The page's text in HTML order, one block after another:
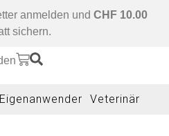
anmelden und CHF 10.00
sichern.
Eigenanwender Veterinär